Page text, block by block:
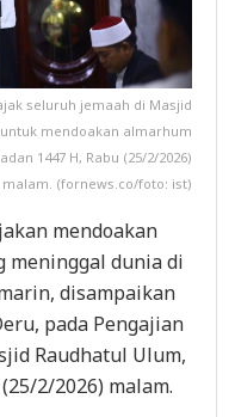
seluruh jemaah di Masjid
mendoakan almarhum
1447 H, Rabu (25/2/2026)
malam. (fornews.co/foto: ist)
mendoakan
meninggal dunia di
disampaikan
pada Pengajian
Raudhatul Ulum,
2/2026) malam.